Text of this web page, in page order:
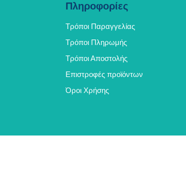
Πληροφορίες
Τρόποι Παραγγελίας
Τρόποι Πληρωμής
Τρόποι Αποστολής
Επιστροφές προϊόντων
Όροι Χρήσης